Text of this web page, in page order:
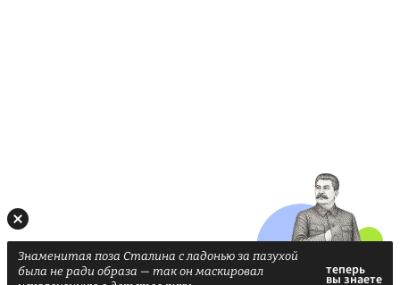
Знаменитая поза Сталина с ладонью за пазухой
была не ради образа — так он маскировал